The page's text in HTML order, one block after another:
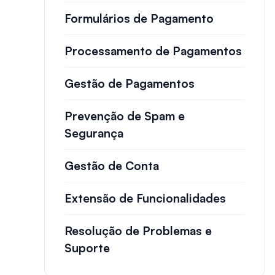
Formulários de Pagamento
Processamento de Pagamentos
Gestão de Pagamentos
Prevenção de Spam e
Segurança
Gestão de Conta
Extensão de Funcionalidades
Resolução de Problemas e
Suporte